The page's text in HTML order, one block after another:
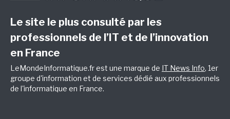
Le site le plus consulté par les
professionnels de l’IT et de l’innovation
en France
LeMondeInformatique.fr est une marque de IT News Info, 1er
groupe d'information et de services dédié aux professionnels
de l'informatique en France.